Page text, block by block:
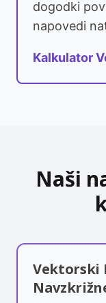
dogodki
napovedi
Kalkulator
Naši
Vektorski